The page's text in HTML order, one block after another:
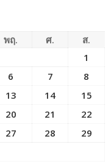
พฤ. ศ.
ส.
1
6 7
8
13 14
15
20 21
22
27 28
29